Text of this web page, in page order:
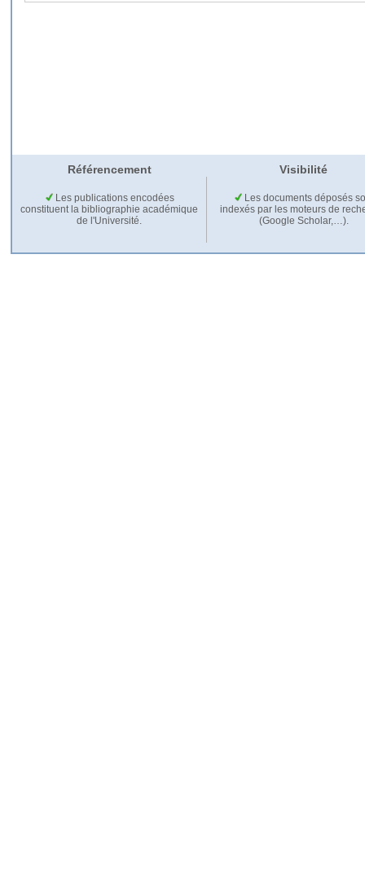
Référencement Visibilité
Les publications encodées
constituent la bibliographie académique
de l'Université.
Les documents déposés
indexés par les moteurs de
(Google Scholar,…).